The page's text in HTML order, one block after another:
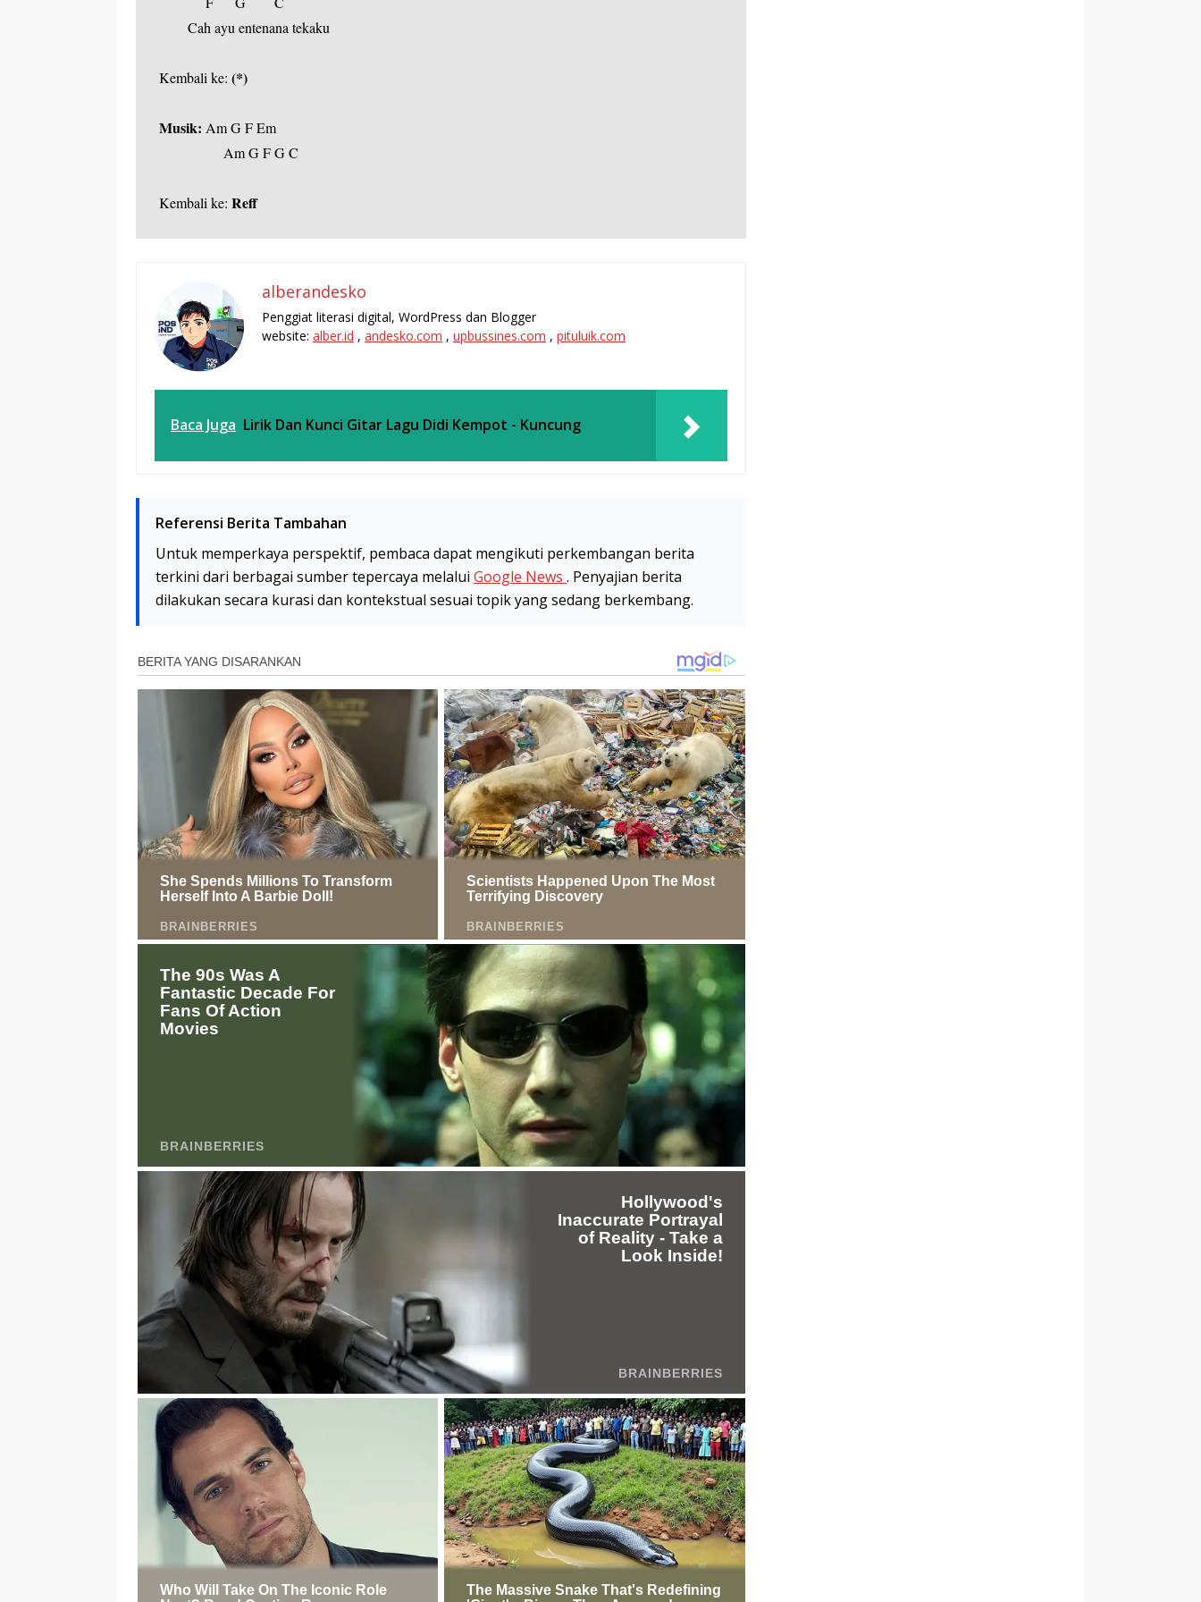
Cah ayu entenana tekaku
Kembali ke: (*)
Musik: Am G F Em
Am G F G C
Kembali ke: Reff
alberandesko
Penggiat literasi digital, WordPress dan Blogger
website: alber.id , andesko.com , upbussines.com , pituluik.com
Baca Juga Lirik Dan Kunci Gitar Lagu Didi Kempot - Kuncung
Referensi Berita Tambahan
Untuk memperkaya perspektif, pembaca dapat mengikuti perkembangan berita
terkini dari berbagai sumber tepercaya melalui Google News . Penyajian berita
dilakukan secara kurasi dan kontekstual sesuai topik yang sedang berkembang.